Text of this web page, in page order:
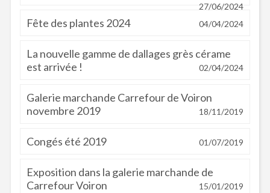
27/06/2024
Fête des plantes 2024 04/04/2024
La nouvelle gamme de dallages grès cérame
est arrivée !
02/04/2024
Galerie marchande Carrefour de Voiron
novembre 2019
18/11/2019
Congés été 2019 01/07/2019
Exposition dans la galerie marchande de
Carrefour Voiron
15/01/2019